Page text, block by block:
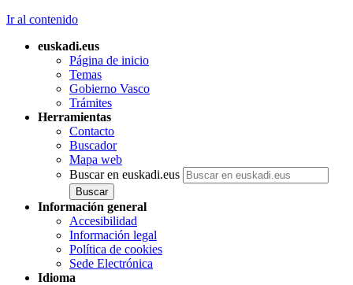
Ir al contenido
euskadi.eus
Página de inicio
Temas
Gobierno Vasco
Trámites
Herramientas
Contacto
Buscador
Mapa web
Buscar en euskadi.eus
Información general
Accesibilidad
Información legal
Política de cookies
Sede Electrónica
Idioma